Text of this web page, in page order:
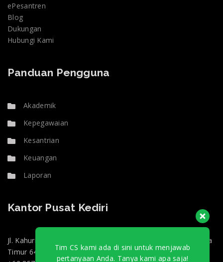
ePesantren
Blog
Dukungan
Hubungi Kami
Panduan Pengguna
Akademik
Kepegawaian
Kesantrian
Keuangan
Laporan
Kantor Pusat Kediri
Jl. Kahuripan 47, Doko, Kec. Ngasem, Kabupaten Kediri, Jawa
Timur 64182
Tim CS kami ada di sini untuk menjawab
pertanyaan Anda. Tanya kami apa saja!